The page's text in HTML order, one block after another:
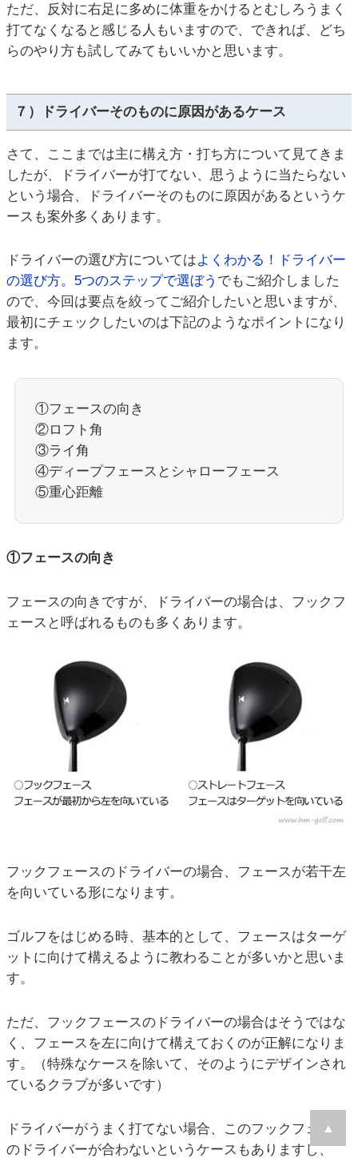
ただ、反対に右足に多めに体重をかけるとむしろうまく
打てなくなると感じる人もいますので、できれば、どち
らのやり方も試してみてもいいかと思います。
７）ドライバーそのものに原因があるケース
さて、ここまでは主に構え方・打ち方について見てきま
したが、ドライバーが打てない、思うように当たらない
という場合、ドライバーそのものに原因があるというケ
ースも案外多くあります。
ドライバーの選び方についてはよくわかる！ドライバー
の選び方。5つのステップで選ぼう でもご紹介しました
ので、今回は要点を絞ってご紹介したいと思いますが、
最初にチェックしたいのは下記のようなポイントになり
ます。
①フェースの向き
②ロフト角
③ライ角
④ディープフェースとシャローフェース
⑤重心距離
①フェースの向き
フェースの向きですが、ドライバーの場合は、フックフ
ェースと呼ばれるものも多くあります。
フックフェースのドライバーの場合、フェースが若干左
を向いている形になります。
ゴルフをはじめる時、基本的として、フェースはターゲ
ットに向けて構えるように教わることが多いかと思いま
す。
ただ、フックフェースのドライバーの場合はそうではな
く、フェースを左に向けて構えておくのが正解になりま
す。（特殊なケースを除いて、そのようにデザインされ
ているクラブが多いです）
ドライバーがうまく打てない場合、このフックフェース
のドライバーが合わないというケースもありますし、
▲